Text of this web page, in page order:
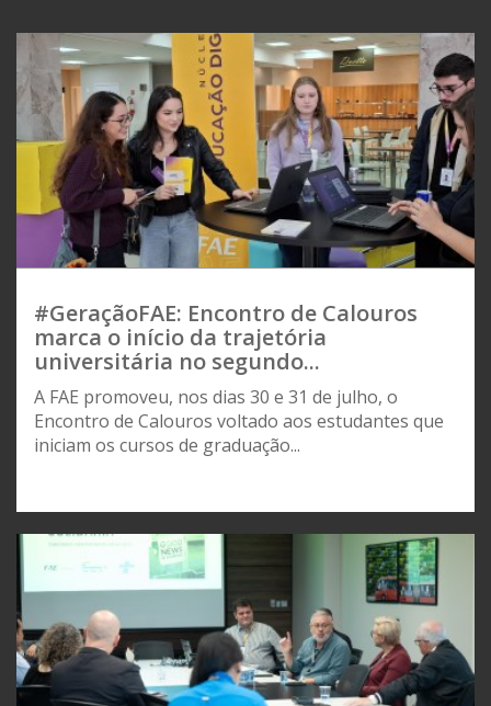
#GeraçãoFAE: Encontro de Calouros
marca o início da trajetória
universitária no segundo...
A FAE promoveu, nos dias 30 e 31 de julho, o
Encontro de Calouros voltado aos estudantes que
iniciam os cursos de graduação...